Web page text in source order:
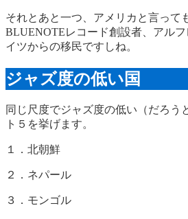
それとあと一つ、アメリカと言って
BLUENOTEレコード創設者、アル
イツからの移民ですしね。
ジャズ度の低い国
同じ尺度でジャズ度の低い（だろう
ト５を挙げます。
１．北朝鮮
２．ネパール
３．モンゴル